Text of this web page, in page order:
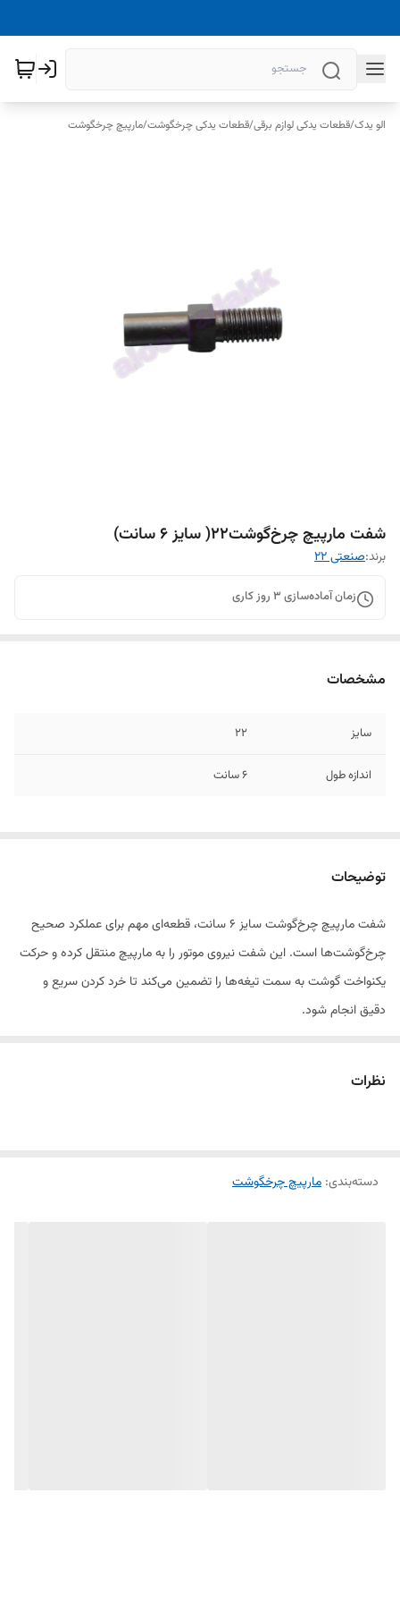
الو یدک/قطعات یدکی لوازم برقی/قطعات یدکی چرخگوشت/مارپیچ چرخگوشت
شفت مارپیچ چرخ‌گوشت۲۲( سایز ۶ سانت)
برند:صنعتی ۲۲
زمان آماده‌سازی 3 روز کاری
مشخصات
سایز ۲۲
اندازه طول ۶ سانت
توضیحات
شفت مارپیچ چرخ‌گوشت سایز ۶ سانت، قطعه‌ای مهم برای عملکرد صحیح
چرخ‌گوشت‌ها است. این شفت نیروی موتور را به مارپیچ منتقل کرده و حرکت
یکنواخت گوشت به سمت تیغه‌ها را تضمین می‌کند تا خرد کردن سریع و
دقیق انجام شود.
نظرات
دسته‌بندی: مارپیچ چرخگوشت